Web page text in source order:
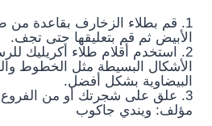
1. قم بطلاء الزخارف بقاعدة من
الأبيض ثم قم بتعليقها حتى تجف.
2. استخدم أقلام طلاء أكريليك
الأشكال البسيطة مثل الخطوط
البيضاوية بشكل أفضل.
3. علق على شجرتك أو من الفروع في إناء.
مؤلف: ويندي جاكوب